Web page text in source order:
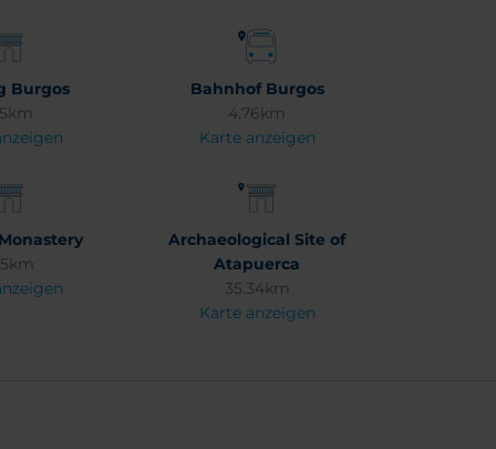
Burgos
Bahnhof Burgos
4.76km
Karte anzeigen
Archaeological Site of
Atapuerca
35.34km
Karte anzeigen